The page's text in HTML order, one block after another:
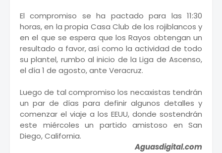
El compromiso se ha pactado para las 11:30
horas, en la propia Casa Club de los rojiblancos y
en el que se espera que los Rayos obtengan un
resultado a favor, así como la actividad de todo
su plantel, rumbo al inicio de la Liga de Ascenso,
el día 1 de agosto, ante Veracruz.
Luego de tal compromiso los necaxistas tendrán
un par de días para definir algunos detalles y
comenzar el viaje a los EEUU, donde sostendrán
este miércoles un partido amistoso en San
Diego, California.
Aguasdigital.com